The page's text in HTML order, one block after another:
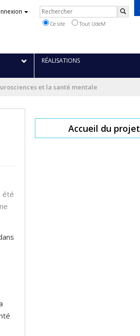
Rechercher
Ce site Tout UdeM
RÉALISATIONS
et la santé mentale
été
Accueil du projet